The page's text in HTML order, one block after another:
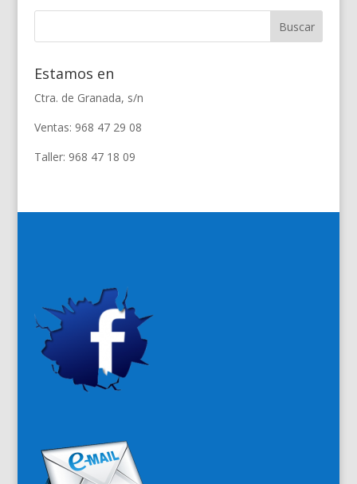
Estamos en
Ctra. de Granada, s/n
Ventas: 968 47 29 08
Taller: 968 47 18 09